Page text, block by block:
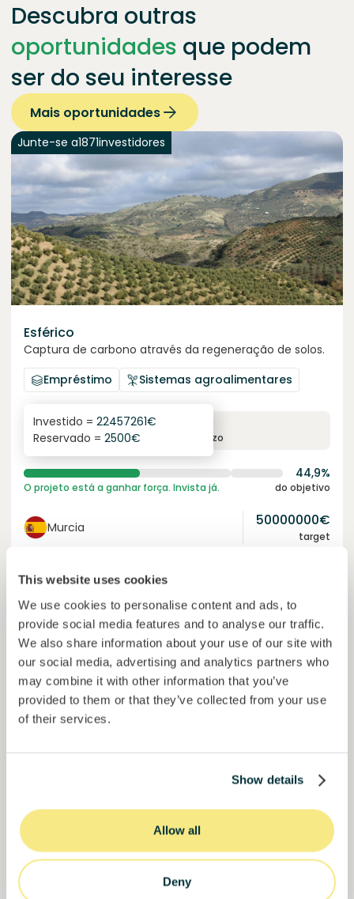
This website uses cookies
We use cookies to personalise content and ads, to
provide social media features and to analyse our traffic.
We also share information about your use of our site with
our social media, advertising and analytics partners who
may combine it with other information that you’ve
provided to them or that they’ve collected from your use
of their services.
Show details
Allow all
Deny
Descubra outras
oportunidades que podem
ser do seu interesse
Mais oportunidades
Junte-se a1871investidores
Esférico
Captura de carbono através da regeneração de solos.
Empréstimo
Sistemas agroalimentares
6.3%
juro anual prazo
Investido = 22457261€
Reservado = 2500€
44,9%
O projeto está a ganhar força. Invista já. do objetivo
Murcia 50000000€
target
Sistemas agroalimentares